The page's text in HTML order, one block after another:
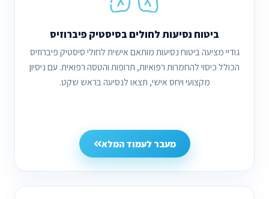
ביטוח נסיעות לחולים בסיסטיק פיברוזיס
גודיי מציעה ביטוח נסיעות מותאם אישית לחולי סיסטיק פיברוזיס
הכולל כיסוי להחמרות רפואיות, תרופות והטסה רפואית. עם ניסיון
מקצועי ויחס אישי, תצאו לנסיעה בראש שקט.
מעבר לעמוד המלא